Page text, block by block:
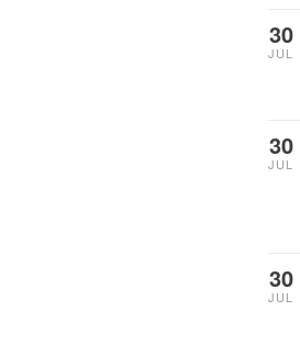
30
JUL
30
JUL
30
JUL